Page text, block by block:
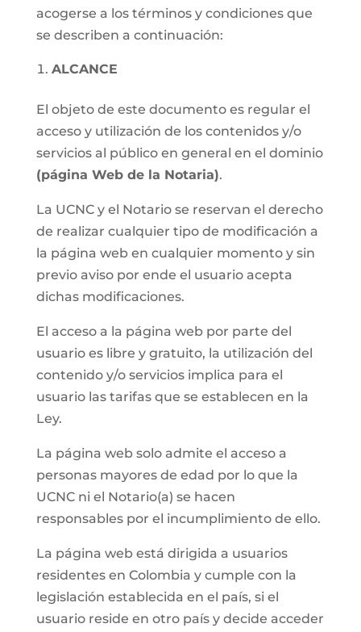
acogerse a los términos y condiciones que
se describen a continuación:
ALCANCE
El objeto de este documento es regular el
acceso y utilización de los contenidos y/o
servicios al público en general en el dominio
(página Web de la Notaria).
La UCNC y el Notario se reservan el derecho
de realizar cualquier tipo de modificación a
la página web en cualquier momento y sin
previo aviso por ende el usuario acepta
dichas modificaciones.
El acceso a la página web por parte del
usuario es libre y gratuito, la utilización del
contenido y/o servicios implica para el
usuario las tarifas que se establecen en la
Ley.
La página web solo admite el acceso a
personas mayores de edad por lo que la
UCNC ni el Notario(a) se hacen
responsables por el incumplimiento de ello.
La página web está dirigida a usuarios
residentes en Colombia y cumple con la
legislación establecida en el país, si el
usuario reside en otro país y decide acceder